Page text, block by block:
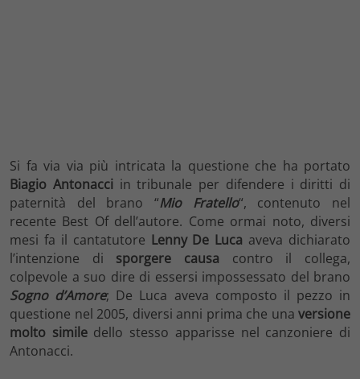
Si fa via via più intricata la questione che ha portato
Biagio Antonacciin tribunale per difendere i diritti di
paternità del brano “Mio Fratello“, contenuto nel
recente Best Of dell’autore. Come ormai noto, diversi
mesi fa il cantatutore Lenny De Luca aveva dichiarato
l’intenzione di sporgere causa contro il collega,
colpevole a suo dire di essersi impossessato del brano
Sogno d’Amore; De Luca aveva composto il pezzo in
questione nel 2005, diversi anni prima che una versione
molto similedello stesso apparisse nel canzoniere di
Antonacci.